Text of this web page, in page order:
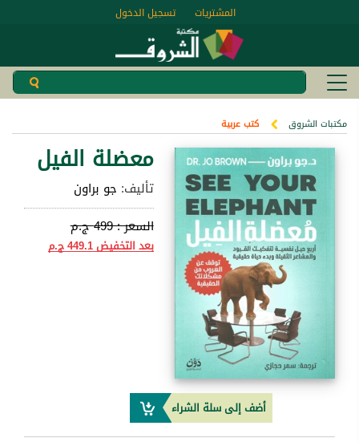
تسجيل الدخول المشتريات
مكتبات الشروق كتب عربية
معضلة الفيل
تأليف: جو براون
السعر :499 ج.م
بعد التخفيض449.1 ج.م
أضف إلى سلة الشراء